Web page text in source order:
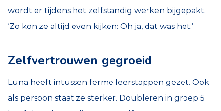
wordt er tijdens het zelfstandig werken bijgepakt.
‘Zo kon ze altijd even kijken: Oh ja, dat was het.’
Zelfvertrouwen gegroeid
Luna heeft intussen ferme leerstappen gezet. Ook
als persoon staat ze sterker. Doubleren in groep 5